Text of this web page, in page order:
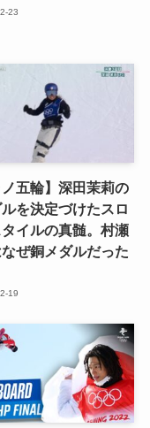
23
ノ五輪】深田茉莉の
を決定づけたスロ
イルの真髄。村瀬
ぜ銅メダルだった
19